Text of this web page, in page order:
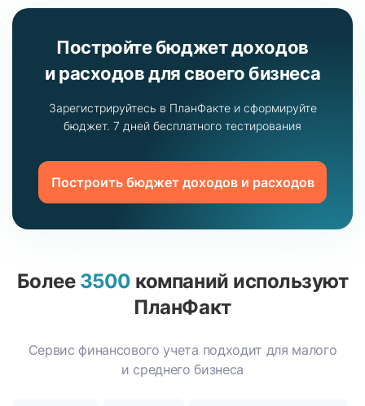
Постройте бюджет доходов
и расходов для своего бизнеса
Зарегистрируйтесь в ПланФакте и сформируйте
бюджет. 7 дней бесплатного тестирования
Построить бюджет доходов и расходов
Более 3500 компаний используют
ПланФакт
Сервис финансового учета подходит для малого
и среднего бизнеса